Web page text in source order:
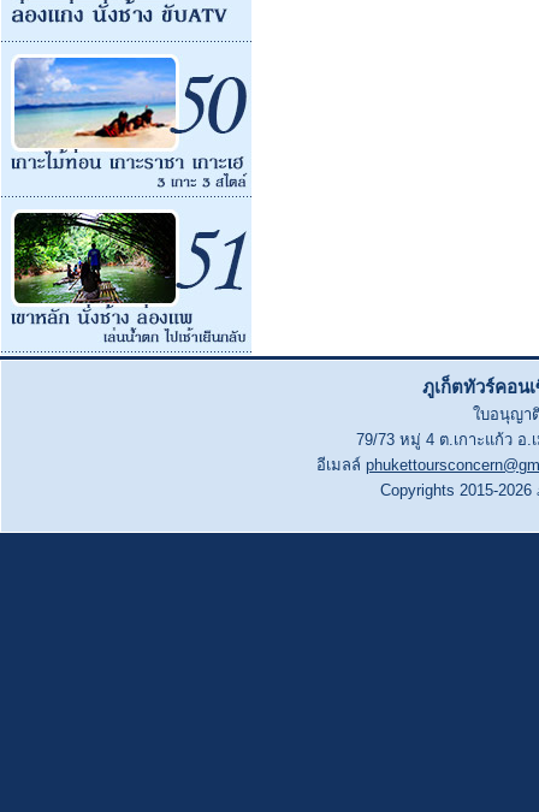
ภูเก็ตทัวร์คอน
ใบอนุญา
79/73 หมู่ 4 ต.เกาะแก้ว อ.
อีเมลล์
Copyrights 2015-